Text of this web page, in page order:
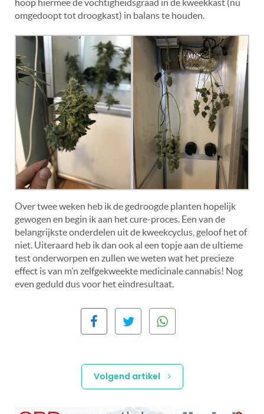
hoop hiermee de vochtigheidsgraad in de kweekkast (nu
omgedoopt tot droogkast) in balans te houden.
Over twee weken heb ik de gedroogde planten hopelijk
gewogen en begin ik aan het cure-proces. Een van de
belangrijkste onderdelen uit de kweekcyclus, geloof het of
niet. Uiteraard heb ik dan ook al een topje aan de ultieme
test onderworpen en zullen we weten wat het precieze
effect is van m’n zelfgekweekte medicinale cannabis! Nog
even geduld dus voor het eindresultaat.
Volgend artikel